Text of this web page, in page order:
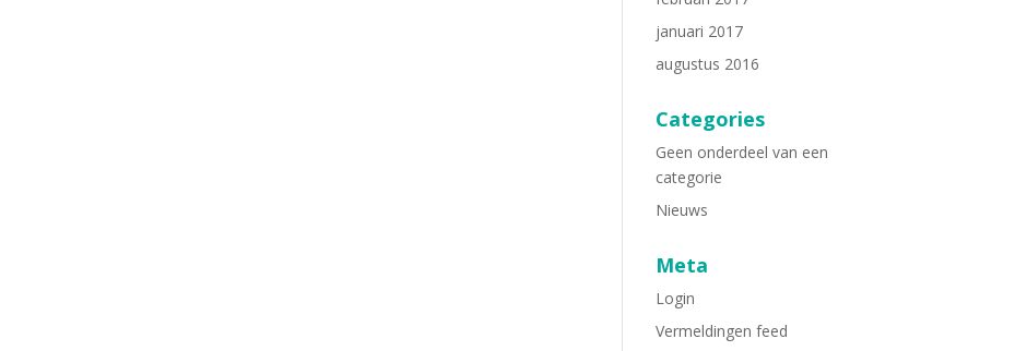
januari 2017
augustus 2016
Categories
Geen onderdeel van een
categorie
Nieuws
Meta
Login
Vermeldingen feed